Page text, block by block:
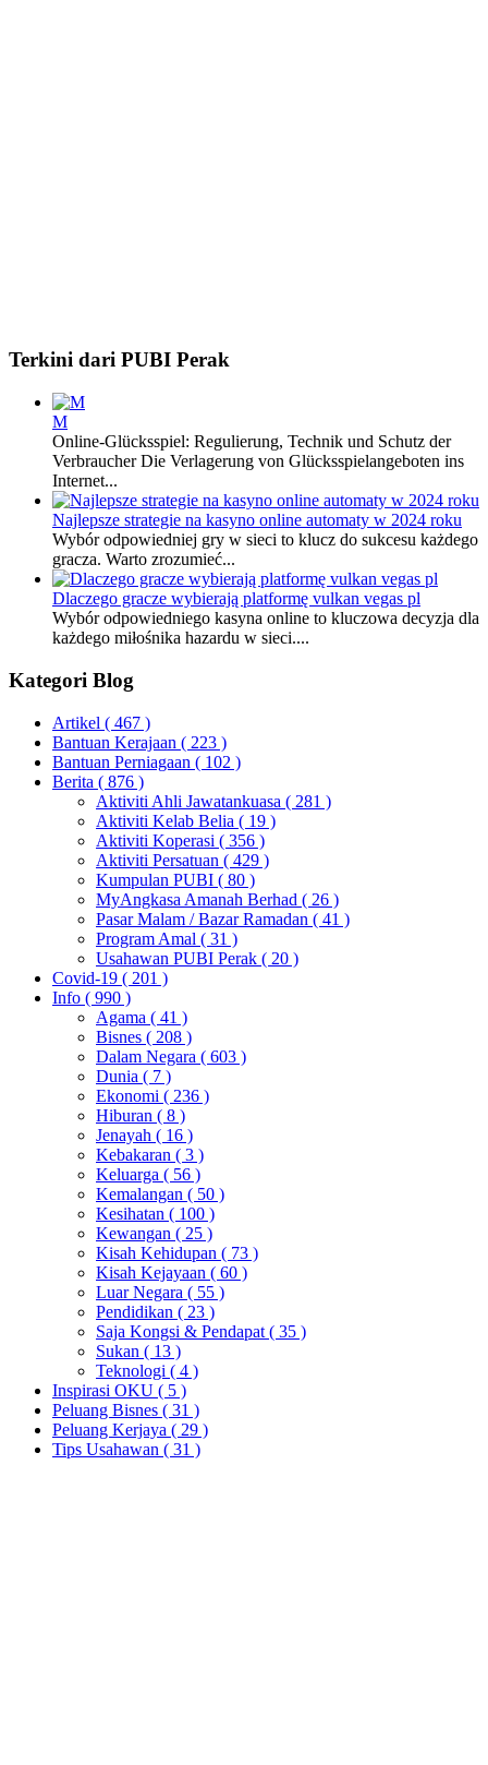
Terkini dari PUBI Perak
M
Online-Glücksspiel: Regulierung, Technik und Schutz der
Verbraucher Die Verlagerung von Glücksspielangeboten ins
Internet...
Najlepsze strategie na kasyno online automaty w 2024 roku
Wybór odpowiedniej gry w sieci to klucz do sukcesu każdego
gracza. Warto zrozumieć...
Dlaczego gracze wybierają platformę vulkan vegas pl
Wybór odpowiedniego kasyna online to kluczowa decyzja dla
każdego miłośnika hazardu w sieci....
Kategori Blog
Artikel ( 467 )
Bantuan Kerajaan ( 223 )
Bantuan Perniagaan ( 102 )
Berita ( 876 )
Aktiviti Ahli Jawatankuasa ( 281 )
Aktiviti Kelab Belia ( 19 )
Aktiviti Koperasi ( 356 )
Aktiviti Persatuan ( 429 )
Kumpulan PUBI ( 80 )
MyAngkasa Amanah Berhad ( 26 )
Pasar Malam / Bazar Ramadan ( 41 )
Program Amal ( 31 )
Usahawan PUBI Perak ( 20 )
Covid-19 ( 201 )
Info ( 990 )
Agama ( 41 )
Bisnes ( 208 )
Dalam Negara ( 603 )
Dunia ( 7 )
Ekonomi ( 236 )
Hiburan ( 8 )
Jenayah ( 16 )
Kebakaran ( 3 )
Keluarga ( 56 )
Kemalangan ( 50 )
Kesihatan ( 100 )
Kewangan ( 25 )
Kisah Kehidupan ( 73 )
Kisah Kejayaan ( 60 )
Luar Negara ( 55 )
Pendidikan ( 23 )
Saja Kongsi & Pendapat ( 35 )
Sukan ( 13 )
Teknologi ( 4 )
Inspirasi OKU ( 5 )
Peluang Bisnes ( 31 )
Peluang Kerjaya ( 29 )
Tips Usahawan ( 31 )